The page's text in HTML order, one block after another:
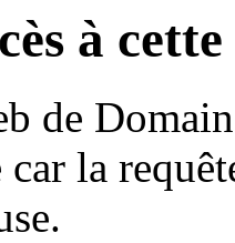
à
de
car la